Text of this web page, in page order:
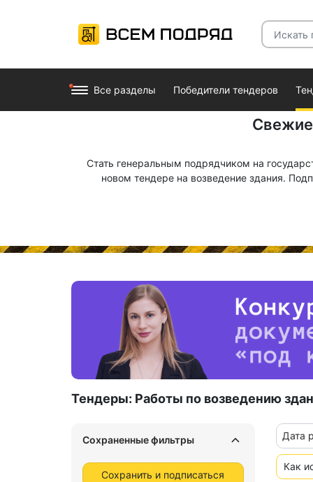
Все разделы Победители тендеров
Свежие
Стать генеральным подрядчиком на
новом тендере на возведение здания.
Тендеры: Работы по возведению
Сохраненные фильтры
Сохранить и подписаться
Дата
Как